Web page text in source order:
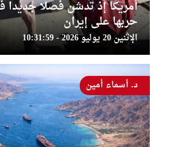
أمريكا إذ تدشن فصلا
حربها على إيران
الإثنين 20 يوليو 2026 - 10:31:59
د. أسماء أمين